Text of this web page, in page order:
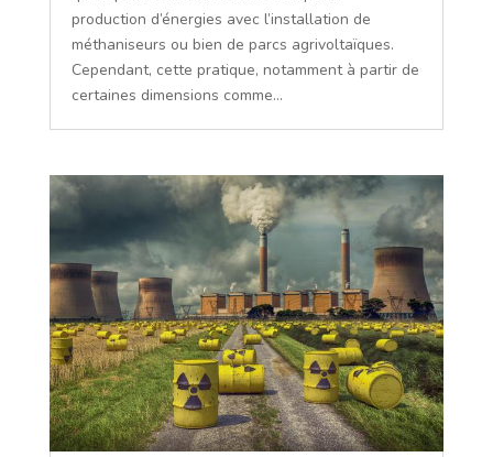
production d’énergies avec l’installation de
méthaniseurs ou bien de parcs agrivoltaïques.
Cependant, cette pratique, notamment à partir de
certaines dimensions comme...